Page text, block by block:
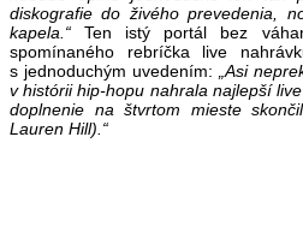
diskografie do živého prevedenia,
kapela.“ Ten istý portál bez
spomínaného rebríčka live
s jednoduchým uvedením:
„Asi
v histórii hip-hopu nahrala najlepší
doplnenie na štvrtom mieste
Lauren Hill).“